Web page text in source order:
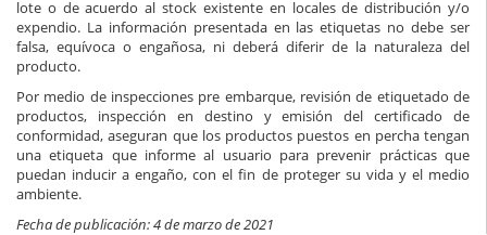
lote o de acuerdo al stock existente en locales de distribución y/o
expendio. La información presentada en las etiquetas no debe ser
falsa, equívoca o engañosa, ni deberá diferir de la naturaleza del
producto.
Por medio de inspecciones pre embarque, revisión de etiquetado de
productos, inspección en destino y emisión del certificado de
conformidad, aseguran que los productos puestos en percha tengan
una etiqueta que informe al usuario para prevenir prácticas que
puedan inducir a engaño, con el fin de proteger su vida y el medio
ambiente.
Fecha de publicación: 4 de marzo de 2021